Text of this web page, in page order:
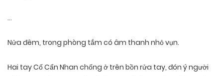
…
Nửa đêm, trong phòng tắm có âm thanh nhỏ vụn.
Hai tay Cố Cẩn Nhan chống ở trên bồn rửa tay, đón ý người